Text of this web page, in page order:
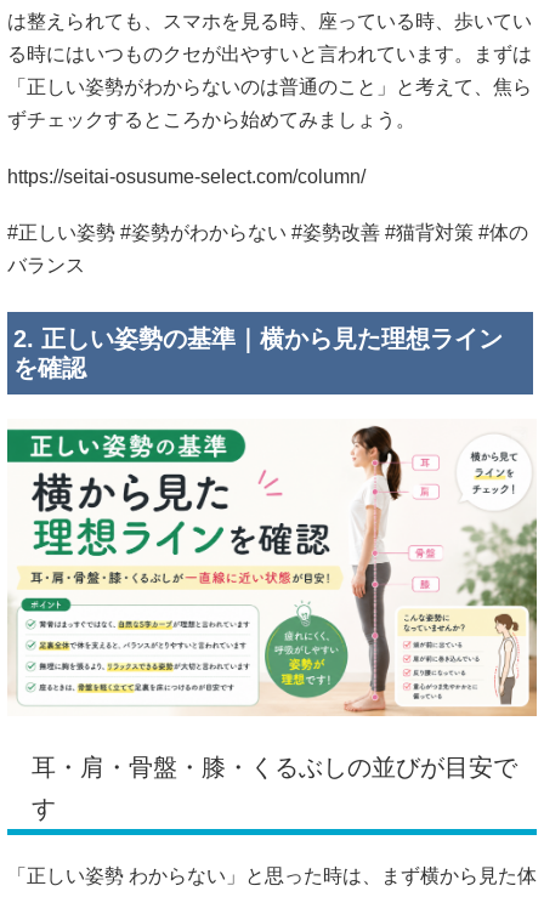
は整えられても、スマホを見る時、座っている時、歩いてい
る時にはいつものクセが出やすいと言われています。まずは
「正しい姿勢がわからないのは普通のこと」と考えて、焦ら
ずチェックするところから始めてみましょう。
https://seitai-osusume-select.com/column/
#正しい姿勢 #姿勢がわからない #姿勢改善 #猫背対策 #体の
バランス
2. 正しい姿勢の基準｜横から見た理想ライン
を確認
耳・肩・骨盤・膝・くるぶしの並びが目安で
す
「正しい姿勢 わからない」と思った時は、まず横から見た体